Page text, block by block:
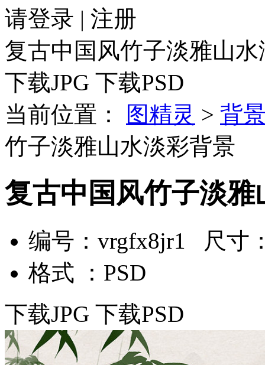
请登录 | 注册
复古中国风竹子淡雅山
下载JPG 下载PSD
当前位置：
图精灵 > 背
竹子淡雅山水淡彩背景
复古中国风竹子淡雅
编号：vrgfx8jr1 尺寸
格式 ：PSD
下载JPG 下载PSD